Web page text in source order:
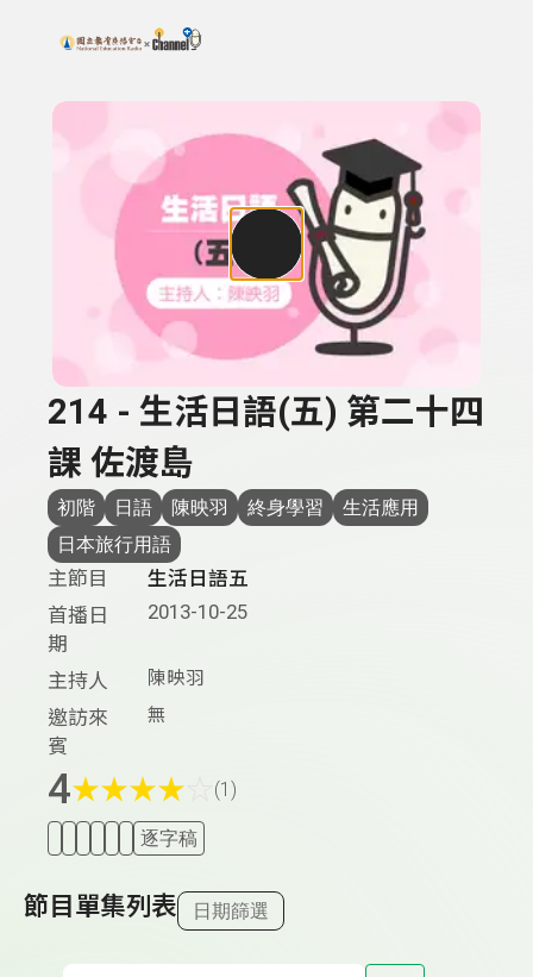
上方功能區塊
搜尋關鍵字：可輸入節目名稱、主持人或關鍵字
214 - 生活日語(五) 第二十四
課 佐渡島
初階 日語 陳映羽 終身學習
生活應用
日本旅行用語
主節目
生活日語五
首播日
期
2013-10-25
主持人 陳映羽
邀訪來
賓
無
4★★★★ (1)
逐字稿
節目單集列表 日期篩選